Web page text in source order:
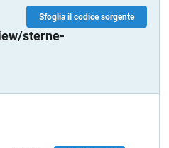
Sfoglia il codice sorgente
sterne-